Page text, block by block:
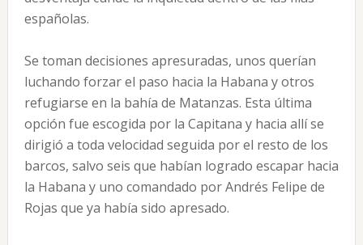
españolas.
Se toman decisiones apresuradas, unos querían
luchando forzar el paso hacia la Habana y otros
refugiarse en la bahía de Matanzas. Esta última
opción fue escogida por la Capitana y hacia allí se
dirigió a toda velocidad seguida por el resto de los
barcos, salvo seis que habían logrado escapar hacia
la Habana y uno comandado por Andrés Felipe de
Rojas que ya había sido apresado.